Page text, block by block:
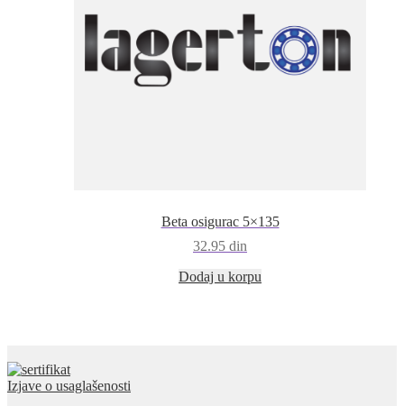
Beta osigurac 5×135
32.95 din
Dodaj u korpu
Izjave o usaglašenosti